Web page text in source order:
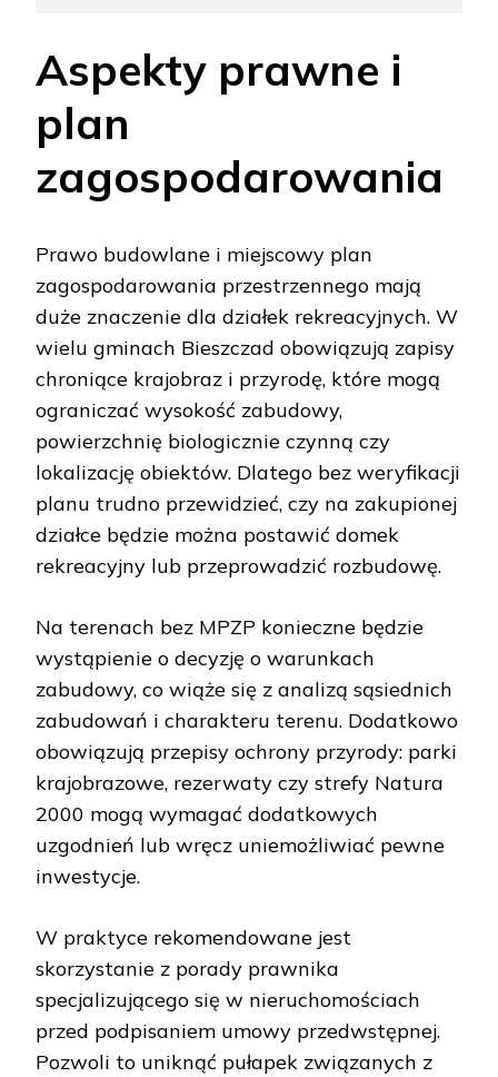
Aspekty prawne i
plan
zagospodarowania
Prawo budowlane i miejscowy plan
zagospodarowania przestrzennego mają
duże znaczenie dla działek rekreacyjnych. W
wielu gminach Bieszczad obowiązują zapisy
chroniące krajobraz i przyrodę, które mogą
ograniczać wysokość zabudowy,
powierzchnię biologicznie czynną czy
lokalizację obiektów. Dlatego bez weryfikacji
planu trudno przewidzieć, czy na zakupionej
działce będzie można postawić domek
rekreacyjny lub przeprowadzić rozbudowę.
Na terenach bez MPZP konieczne będzie
wystąpienie o decyzję o warunkach
zabudowy, co wiąże się z analizą sąsiednich
zabudowań i charakteru terenu. Dodatkowo
obowiązują przepisy ochrony przyrody: parki
krajobrazowe, rezerwaty czy strefy Natura
2000 mogą wymagać dodatkowych
uzgodnień lub wręcz uniemożliwiać pewne
inwestycje.
W praktyce rekomendowane jest
skorzystanie z porady prawnika
specjalizującego się w nieruchomościach
przed podpisaniem umowy przedwstępnej.
Pozwoli to uniknąć pułapek związanych z